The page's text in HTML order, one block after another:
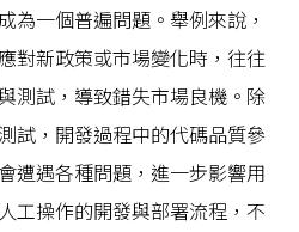
為一個普遍問題。舉例來說，
對新政策或市場變化時，往往
測試，導致錯失市場良機。除
試，開發過程中的代碼品質參
遭遇各種問題，進一步影響用
工操作的開發與部署流程，不